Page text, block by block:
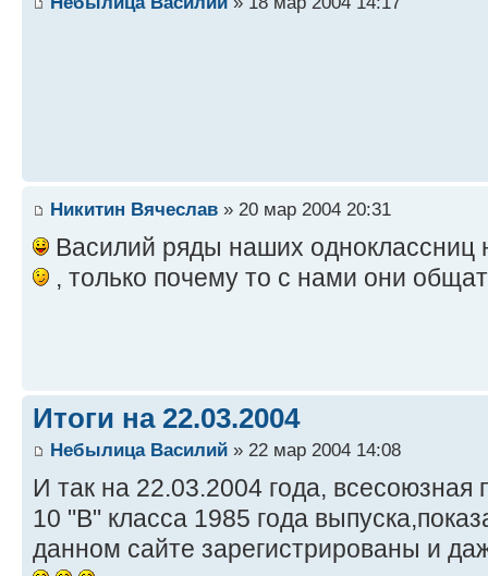
Никитин Вячеслав » 20 мар 2004 20:31
Василий ряды наших
, только почему то с нами они
Итоги на 22.03.2004
Небылица Василий » 22 мар 2004 14:08
И так на 22.03.2004 года, всесоюзная
10 "В" класса 1985 года
данном сайте зарегистрированы и